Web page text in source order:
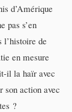
d’Amérique
pas s’en
de
en mesure
il la haïr avec
son action avec
?